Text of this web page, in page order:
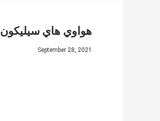
هواوي هاي سيليكون
September 28, 2021